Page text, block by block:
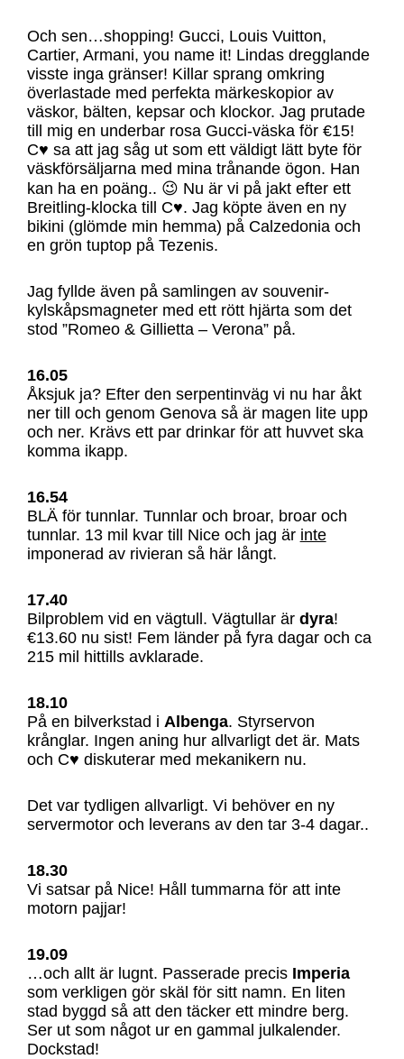
Och sen…shopping! Gucci, Louis Vuitton,
Cartier, Armani, you name it! Lindas dregglande
visste inga gränser! Killar sprang omkring
överlastade med perfekta märkeskopior av
väskor, bälten, kepsar och klockor. Jag prutade
till mig en underbar rosa Gucci-väska för €15!
C♥ sa att jag såg ut som ett väldigt lätt byte för
väskförsäljarna med mina trånande ögon. Han
kan ha en poäng.. 😉 Nu är vi på jakt efter ett
Breitling-klocka till C♥. Jag köpte även en ny
bikini (glömde min hemma) på Calzedonia och
en grön tuptop på Tezenis.
Jag fyllde även på samlingen av souvenir-
kylskåpsmagneter med ett rött hjärta som det
stod ”Romeo & Gillietta – Verona” på.
16.05
Åksjuk ja? Efter den serpentinväg vi nu har åkt
ner till och genom Genova så är magen lite upp
och ner. Krävs ett par drinkar för att huvvet ska
komma ikapp.
16.54
BLÄ för tunnlar. Tunnlar och broar, broar och
tunnlar. 13 mil kvar till Nice och jag är inte
imponerad av rivieran så här långt.
17.40
Bilproblem vid en vägtull. Vägtullar är dyra!
€13.60 nu sist! Fem länder på fyra dagar och ca
215 mil hittills avklarade.
18.10
På en bilverkstad i Albenga. Styrservon
krånglar. Ingen aning hur allvarligt det är. Mats
och C♥ diskuterar med mekanikern nu.
Det var tydligen allvarligt. Vi behöver en ny
servermotor och leverans av den tar 3-4 dagar..
18.30
Vi satsar på Nice! Håll tummarna för att inte
motorn pajjar!
19.09
…och allt är lugnt. Passerade precis Imperia
som verkligen gör skäl för sitt namn. En liten
stad byggd så att den täcker ett mindre berg.
Ser ut som något ur en gammal julkalender.
Dockstad!